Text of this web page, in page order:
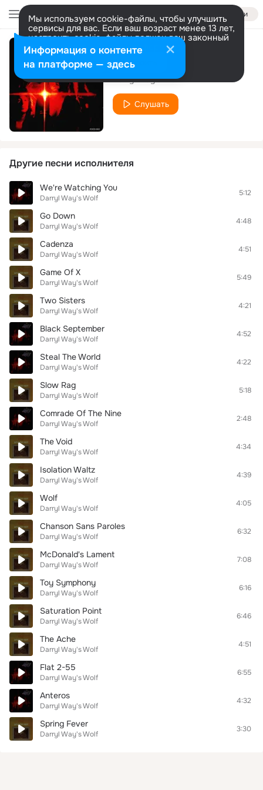
Войти
Мы используем cookie-файлы, чтобы улучшить
сервисы для вас. Если ваш возраст менее 13 лет,
настроить cookie-файлы должен ваш законный
представитель. Больше информации
Разрешить все Настроить
The Envoy
Darryl Way's Wolf
Слушать
Другие песни исполнителя
We're Watching You
Darryl Way's Wolf
5:12
Go Down
Darryl Way's Wolf
4:48
Cadenza
Darryl Way's Wolf
4:51
Game Of X
Darryl Way's Wolf
5:49
Two Sisters
Darryl Way's Wolf
4:21
Black September
Darryl Way's Wolf
4:52
Steal The World
Darryl Way's Wolf
4:22
Slow Rag
Darryl Way's Wolf
5:18
Comrade Of The Nine
Darryl Way's Wolf
2:48
The Void
Darryl Way's Wolf
4:34
Isolation Waltz
Darryl Way's Wolf
4:39
Wolf
Darryl Way's Wolf
4:05
Chanson Sans Paroles
Darryl Way's Wolf
6:32
McDonald's Lament
Darryl Way's Wolf
7:08
Toy Symphony
Darryl Way's Wolf
6:16
Saturation Point
Darryl Way's Wolf
6:46
The Ache
Darryl Way's Wolf
4:51
Flat 2-55
Darryl Way's Wolf
6:55
Anteros
Darryl Way's Wolf
4:32
Spring Fever
Darryl Way's Wolf
3:30
Информация о контенте
на платформе — здесь